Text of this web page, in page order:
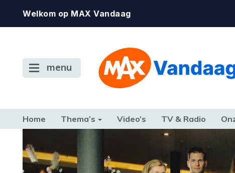
Welkom op MAX Vandaag
menu
Home Thema’s Video’s TV & Radio
FAMILIE & RELATIE GELD, WERK
TERUG NAAR TOEN